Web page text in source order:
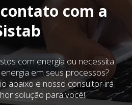
com a
com energia ou necessita
em seus processos?
abaixo e nosso consultor irá
solução para você!